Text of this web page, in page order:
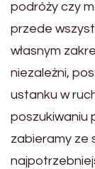
podróży czy
przede
własnym
niezależni,
ustanku w
poszukiwaniu
zabieramy ze